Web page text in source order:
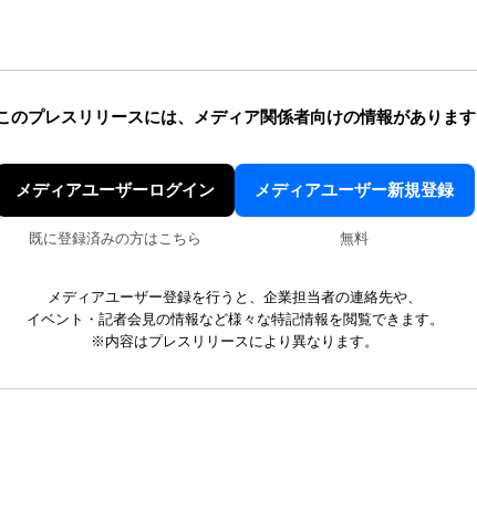
のプレスリリースには、 メディア関係者向けの情報があります
メディアユーザーログイン
既に登録済みの方はこちら
メディアユーザー新規登録
無料
メディアユーザー登録を行うと、企業担当者の連絡先や、
イベント・記者会見の情報など様々な特記情報を閲覧できます。
※内容はプレスリリースにより異なります。